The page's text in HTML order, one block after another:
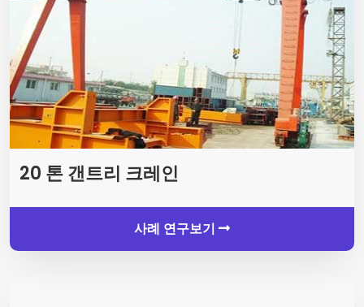
20 톤 갠트리 크레인
사례 연구보기